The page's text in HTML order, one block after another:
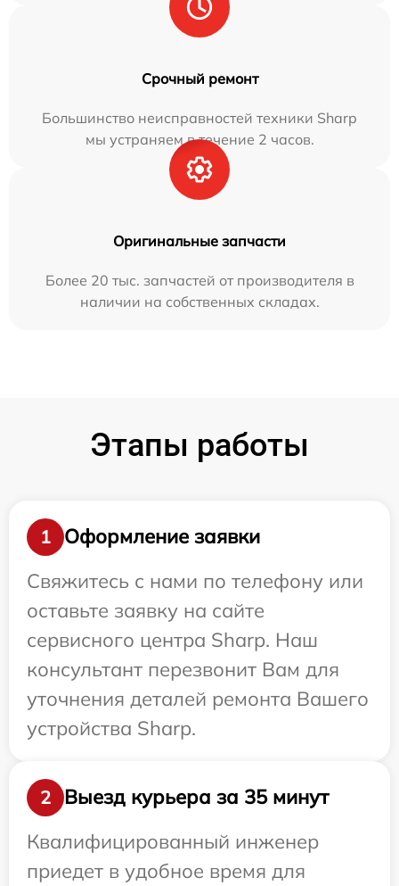
Срочный ремонт
Большинство неисправностей техники Sharp
мы устраняем в течение 2 часов.
Оригинальные запчасти
Более 20 тыс. запчастей от производителя в
наличии на собственных складах.
Этапы работы
1
Оформление заявки
Свяжитесь с нами по телефону или
оставьте заявку на сайте
сервисного центра Sharp. Наш
консультант перезвонит Вам для
уточнения деталей ремонта Вашего
устройства Sharp.
2
Выезд курьера за 35 минут
Квалифицированный инженер
приедет в удобное время для